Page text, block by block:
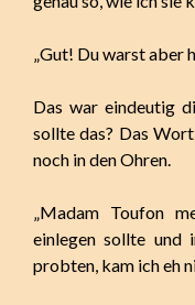
„Gut! Du warst aber
Das war eindeutig
sollte das? Das
noch in den Ohren.
„Madam Toufon
einlegen sollte und
probten, kam ich eh